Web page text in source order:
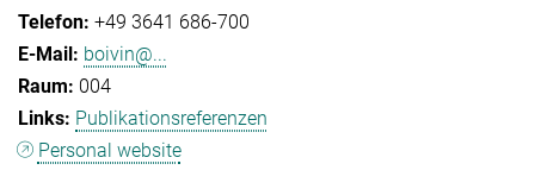
+49 3641 686-700
boivin@...
004
Publikationsreferenzen
Personal website